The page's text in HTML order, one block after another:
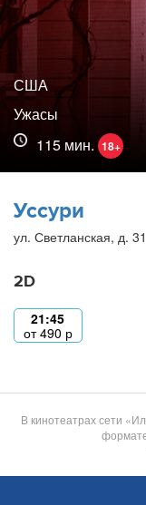
США
Ужасы
115 мин. 18+
Уссури
ул. Светланская, д. 31
2D
21:45
от490 р
В кинотеатрах сети